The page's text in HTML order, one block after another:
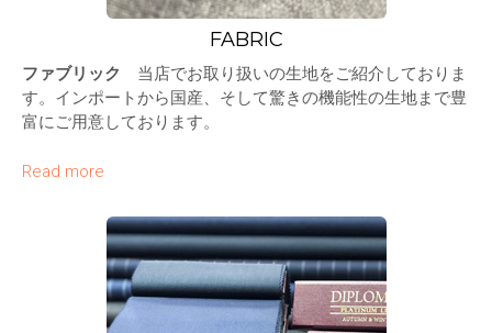
FABRIC
ファブリック
当店でお取り扱いの生地をご紹介しておりま
す。インポートから国産、そして驚きの機能性の生地まで豊
富にご用意しております。
Read more